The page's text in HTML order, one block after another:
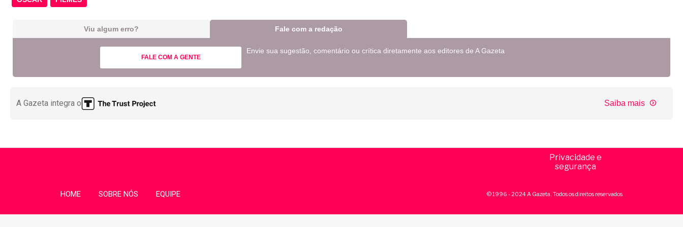
Viu algum erro? Fale com a redação
FALE COM A GENTE
Envie sua sugestão, comentário ou crítica diretamente aos editores de A Gazeta
A Gazeta integra o Saiba mais
Privacidade e
segurança
HOME SOBRE NÓS EQUIPE © 1996 - 2024 A Gazeta. Todos os direitos reservados